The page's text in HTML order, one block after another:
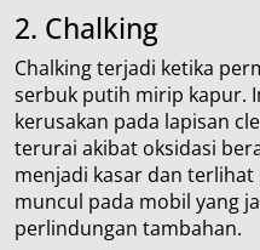
2. Chalking
Chalking terjadi ketika
serbuk putih mirip kapur.
kerusakan pada lapisan
terurai akibat oksidasi
menjadi kasar dan
muncul pada mobil yang
perlindungan tambahan.